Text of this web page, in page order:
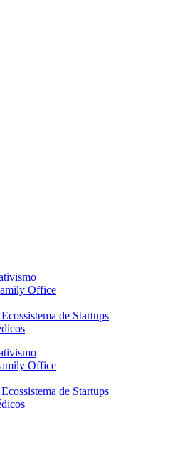
Office
de Startups
Office
de Startups